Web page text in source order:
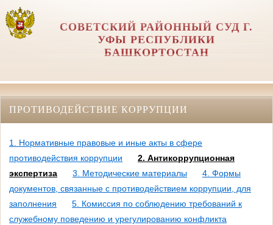
СОВЕТСКИЙ РАЙОННЫЙ СУД Г.
УФЫ РЕСПУБЛИКИ
БАШКОРТОСТАН
ПРОТИВОДЕЙСТВИЕ КОРРУПЦИИ
1. Нормативные правовые и иные акты в сфере
противодействия коррупции
2. Антикоррупционная
экспертиза
3. Методические материалы
4. Формы
документов, связанные с противодействием коррупции, для
заполнения
5. Комиссия по соблюдению требований к
служебному поведению и урегулированию конфликта